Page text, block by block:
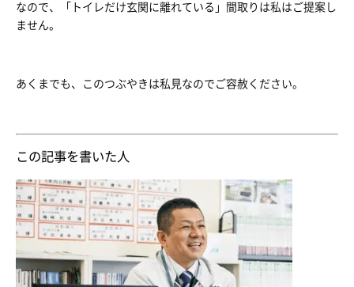
なので、「トイレだけ玄関に離れている」間取りは私はご提案し
ません。
あくまでも、このつぶやきは私見なのでご容赦ください。
この記事を書いた人